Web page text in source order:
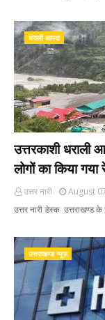
धराली आपदा
उत्तरकाशी
लोगों का किया गया
उत्तर नारी
August
उत्तर नारी डेस्क उत्तराखण्ड
उत्तराखण्ड न्यूज़